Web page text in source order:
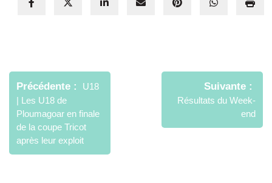
Précédente
U18
| Les U18 de
Ploumagoar en finale
de la coupe Tricot
après leur exploit
Suivante
Résultats du Week-
end